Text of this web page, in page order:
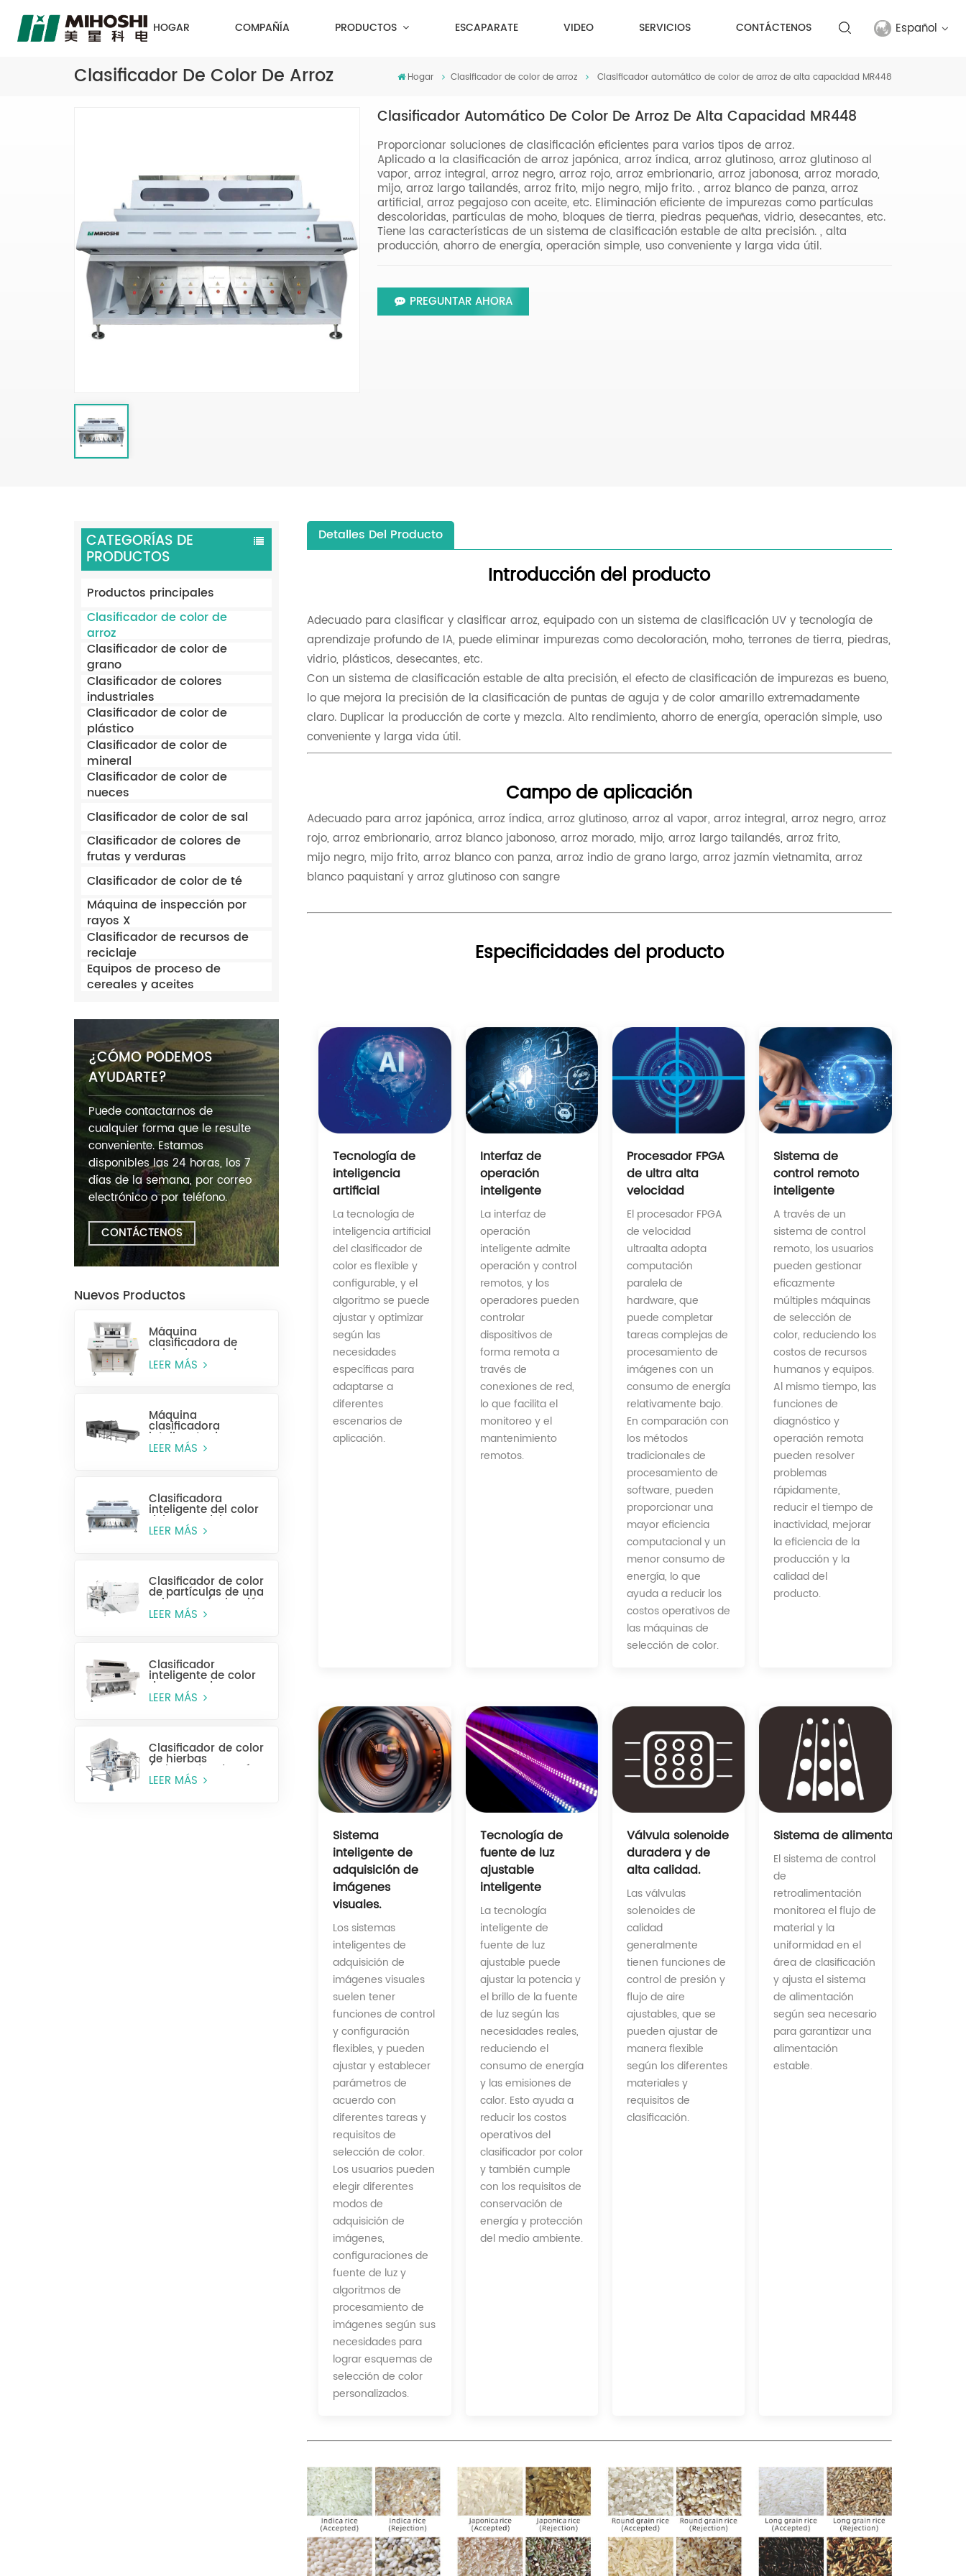
HOGAR COMPAÑÍA PRODUCTOS ESCAPARATE VIDEO SERVICIOS CONTÁCTENOS Español
русский
Türkçe
Clasificador De Color De Arroz Hogar Clasificador de color de arroz Clasificador automático de color de arroz de alta capacidad MR448
Clasificador Automático De Color De Arroz De Alta Capacidad MR448
Proporcionar soluciones de clasificación eficientes para varios tipos de arroz.
Aplicado a la clasificación de arroz japónica, arroz índica, arroz glutinoso, arroz glutinoso al
vapor, arroz integral, arroz negro, arroz rojo, arroz embrionario, arroz jabonosa, arroz morado,
mijo, arroz largo tailandés, arroz frito, mijo negro, mijo frito. , arroz blanco de panza, arroz
artificial, arroz pegajoso con aceite, etc. Eliminación eficiente de impurezas como partículas
descoloridas, partículas de moho, bloques de tierra, piedras pequeñas, vidrio, desecantes, etc.
Tiene las características de un sistema de clasificación estable de alta precisión. , alta
producción, ahorro de energía, operación simple, uso conveniente y larga vida útil.
PREGUNTAR AHORA
CATEGORÍAS DE
PRODUCTOS
Productos principales
Clasificador de color de
arroz
Clasificador de color de
grano
Clasificador de colores
industriales
Clasificador de color de
plástico
Clasificador de color de
mineral
Clasificador de color de
nueces
Clasificador de color de sal
Clasificador de colores de
frutas y verduras
Clasificador de color de té
Máquina de inspección por
rayos X
Clasificador de recursos de
reciclaje
Equipos de proceso de
cereales y aceites
¿CÓMO PODEMOS
AYUDARTE?
Puede contactarnos de
cualquier forma que le resulte
conveniente. Estamos
disponibles las 24 horas, los 7
días de la semana, por correo
electrónico o por teléfono.
CONTÁCTENOS
Nuevos Productos
Máquina
clasificadora de
color de arroz de
alta eficiencia MR128
LEER MÁS
Máquina
clasificadora
inteligente de
plástico para
LEER MÁS
Clasificadora
inteligente del color
del grano del CCD
MG448
LEER MÁS
Clasificador de color
de partículas de una
sola capa (selección
húmeda)
LEER MÁS
Clasificador
inteligente de color
de anacardos
LEER MÁS
Clasificador de color
de hierbas
(rebanadas de raíz y
tallo)
LEER MÁS
Detalles Del Producto
Introducción del producto
Adecuado para clasificar y clasificar arroz, equipado con un sistema de clasificación UV y tecnología de
aprendizaje profundo de IA, puede eliminar impurezas como decoloración, moho, terrones de tierra, piedras,
vidrio, plásticos, desecantes, etc.
Con un sistema de clasificación estable de alta precisión, el efecto de clasificación de impurezas es bueno,
lo que mejora la precisión de la clasificación de puntas de aguja y de color amarillo extremadamente
claro. Duplicar la producción de corte y mezcla. Alto rendimiento, ahorro de energía, operación simple, uso
conveniente y larga vida útil.
Campo de aplicación
Adecuado para arroz japónica, arroz índica, arroz glutinoso, arroz al vapor, arroz integral, arroz negro, arroz
rojo, arroz embrionario, arroz blanco jabonoso, arroz morado, mijo, arroz largo tailandés, arroz frito,
mijo negro, mijo frito, arroz blanco con panza, arroz indio de grano largo, arroz jazmín vietnamita, arroz
blanco paquistaní y arroz glutinoso con sangre
Especificidades del producto
Tecnología de
inteligencia
artificial
La tecnología de
inteligencia artificial
del clasificador de
color es flexible y
configurable, y el
algoritmo se puede
ajustar y optimizar
según las
necesidades
específicas para
adaptarse a
diferentes
escenarios de
aplicación.
Interfaz de
operación
inteligente
La interfaz de
operación
inteligente admite
operación y control
remotos, y los
operadores pueden
controlar
dispositivos de
forma remota a
través de
conexiones de red,
lo que facilita el
monitoreo y el
mantenimiento
remotos.
Procesador FPGA
de ultra alta
velocidad
El procesador FPGA
de velocidad
ultraalta adopta
computación
paralela de
hardware, que
puede completar
tareas complejas de
procesamiento de
imágenes con un
consumo de energía
relativamente bajo.
En comparación con
los métodos
tradicionales de
procesamiento de
software, pueden
proporcionar una
mayor eficiencia
computacional y un
menor consumo de
energía, lo que
ayuda a reducir los
costos operativos de
las máquinas de
selección de color.
Sistema de
control remoto
inteligente
A través de un
sistema de control
remoto, los usuarios
pueden gestionar
eficazmente
múltiples máquinas
de selección de
color, reduciendo los
costos de recursos
humanos y equipos.
Al mismo tiempo, las
funciones de
diagnóstico y
operación remota
pueden resolver
problemas
rápidamente,
reducir el tiempo de
inactividad, mejorar
la eficiencia de la
producción y la
calidad del
producto.
Sistema
inteligente de
adquisición de
imágenes
visuales.
Los sistemas
inteligentes de
adquisición de
imágenes visuales
suelen tener
funciones de control
y configuración
flexibles, y pueden
ajustar y establecer
parámetros de
acuerdo con
diferentes tareas y
requisitos de
selección de color.
Los usuarios pueden
elegir diferentes
modos de
adquisición de
imágenes,
configuraciones de
fuente de luz y
algoritmos de
procesamiento de
imágenes según sus
necesidades para
lograr esquemas de
selección de color
personalizados.
Tecnología de
fuente de luz
ajustable
inteligente
La tecnología
inteligente de
fuente de luz
ajustable puede
ajustar la potencia y
el brillo de la fuente
de luz según las
necesidades reales,
reduciendo el
consumo de energía
y las emisiones de
calor. Esto ayuda a
reducir los costos
operativos del
clasificador por color
y también cumple
con los requisitos de
conservación de
energía y protección
del medio ambiente.
Válvula solenoide
duradera y de
alta calidad.
Las válvulas
solenoides de
calidad
generalmente
tienen funciones de
control de presión y
flujo de aire
ajustables, que se
pueden ajustar de
manera flexible
según los diferentes
materiales y
requisitos de
clasificación.
Sistema de alimentación
El sistema de control
de
retroalimentación
monitorea el flujo de
material y la
uniformidad en el
área de clasificación
y ajusta el sistema
de alimentación
según sea necesario
para garantizar una
alimentación
estable.